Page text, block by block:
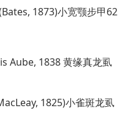
1873)小宽颚步甲62
Aube, 1838 黄缘真龙虱
1825)小雀斑龙虱